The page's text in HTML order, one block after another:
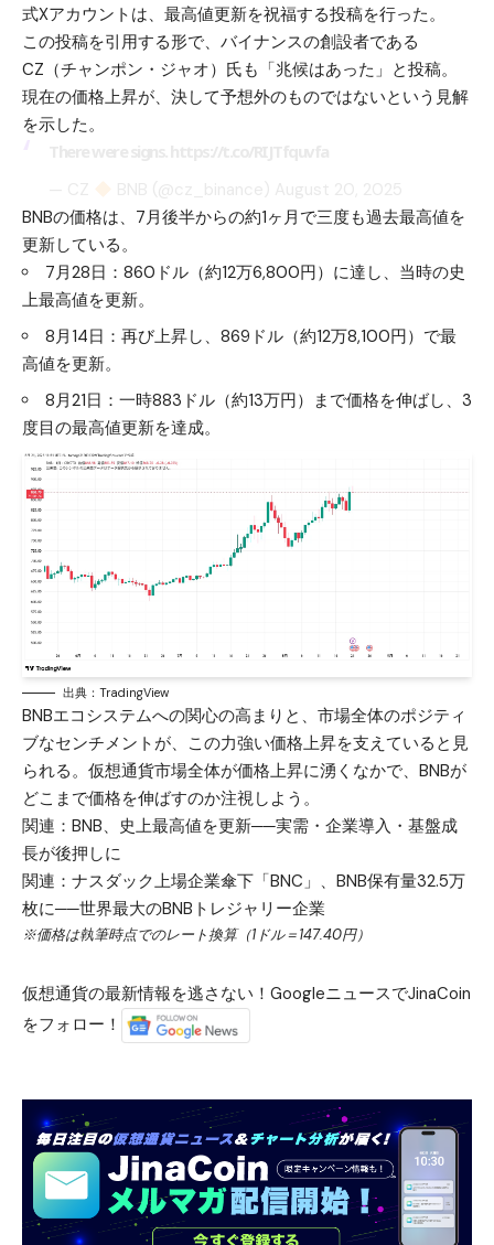
式Xアカウントは、最高値更新を祝福する投稿を行った。
この投稿を引用する形で、バイナンスの創設者である
CZ（チャンポン・ジャオ）氏も「兆候はあった」と投稿。
現在の価格上昇が、決して予想外のものではないという見解
を示した。
BNBの価格は、7月後半からの約1ヶ月で三度も過去最高値を
更新している。
7月28日：860ドル（約12万6,800円）に達し、当時の史
上最高値を更新。
8月14日：再び上昇し、869ドル（約12万8,100円）で最
高値を更新。
8月21日：一時883ドル（約13万円）まで価格を伸ばし、3
度目の最高値更新を達成。
出典：TradingView
BNBエコシステムへの関心の高まりと、市場全体のポジティ
ブなセンチメントが、この力強い価格上昇を支えていると見
られる。仮想通貨市場全体が価格上昇に湧くなかで、BNBが
どこまで価格を伸ばすのか注視しよう。
関連： BNB、史上最高値を更新──実需・企業導入・基盤成
長が後押しに
関連： ナスダック上場企業傘下「BNC」、BNB保有量32.5万
枚に──世界最大のBNBトレジャリー企業
※価格は執筆時点でのレート換算（1ドル＝147.40円）
仮想通貨の最新情報を逃さない！GoogleニュースでJinaCoin
をフォロー！